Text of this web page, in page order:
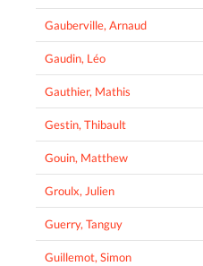
Gauberville, Arnaud
Gaudin, Léo
Gauthier, Mathis
Gestin, Thibault
Gouin, Matthew
Groulx, Julien
Guerry, Tanguy
Guillemot, Simon